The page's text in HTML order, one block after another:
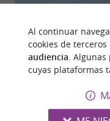
Al continuar
cookies de
audiencia.
cuyas plataformas